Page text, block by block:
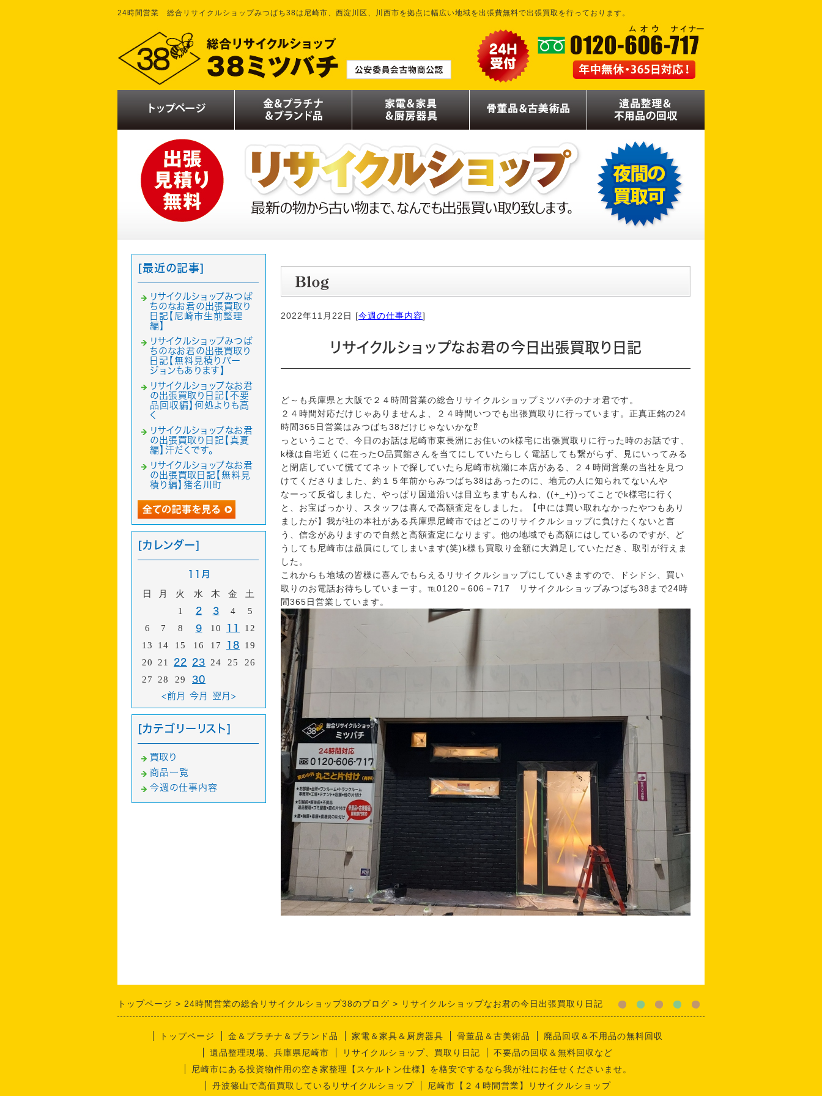
24時間営業 総合リサイクルショップみつばち38は尼崎市、西淀川区、川西市を拠点に幅広い地域を出張費無料で出張買取を行っております。
2022年11月22日 [今週の仕事内容]
リサイクルショップなお君の今日出張買取り日記
ど～も兵庫県と大阪で２４時間営業の総合リサイクルショップミツバチのナオ君です。
２４時間対応だけじゃありませんよ、２４時間いつでも出張買取りに行っています。正真正銘の24
時間365日営業はみつばち38だけじゃないかな⁉
っということで、今日のお話は尼崎市東長洲にお住いのk様宅に出張買取りに行った時のお話です、
k様は自宅近くに在ったO品買館さんを当てにしていたらしく電話しても繋がらず、見にいってみる
と閉店していて慌ててネットで探していたら尼崎市杭瀬に本店がある、２４時間営業の当社を見つ
けてくださりました、約１５年前からみつばち38はあったのに、地元の人に知られてないんや
なーって反省しました、やっぱり国道沿いは目立ちますもんね、((+_+))ってことでk様宅に行く
と、お宝ばっかり、スタッフは喜んで高額査定をしました。【中には買い取れなかったやつもあり
ましたが】我が社の本社がある兵庫県尼崎市ではどこのリサイクルショップに負けたくないと言
う、信念がありますので自然と高額査定になります。他の地域でも高額にはしているのですが、ど
うしても尼崎市は贔屓にしてしまいます(笑)k様も買取り金額に大満足していただき、取引が行えま
した。
これからも地域の皆様に喜んでもらえるリサイクルショップにしていきますので、ドシドシ、買い
取りのお電話お待ちしていまーす。℡0120－606－717 リサイクルショップみつばち38まで24時
間365日営業しています。
[最近の記事]
リサイクルショップみつば
ちのなお君の出張買取り
日記【尼崎市生前整理
編】
リサイクルショップみつば
ちのなお君の出張買取り
日記【無料見積りバー
ジョンもあります】
リサイクルショップなお君
の出張買取り日記【不要
品回収編】何処よりも高
く
リサイクルショップなお君
の出張買取り日記【真夏
編】汗だくです。
リサイクルショップなお君
の出張買取日記【無料見
積り編】猪名川町
[カレンダー]
11月
日 月 火 水 木 金
土
1
2 3 4
5
6
7 8 9 10 11
12
13
14 15 16 17 18
19
20
21 22 23 24 25
26
27
28 29
30
<前月
今月 翌月>
[カテゴリーリスト]
買取り
商品一覧
今週の仕事内容
トップページ 24時間営業の総合リサイクルショップ38のブログ リサイクルショップなお君の今日出張買取り日記
トップページ 金＆プラチナ＆ブランド品 家電＆家具＆厨房器具 骨董品＆古美術品
廃品回収＆不用品の無料回収
遺品整理現場、兵庫県尼崎市
リサイクルショップ、買取り日記
不要品の回収＆無料回収など
尼崎市にある投資物件用の空き家整理【スケルトン仕様】を格安でするなら我が社にお任せくださいませ。
丹波篠山で高価買取しているリサイクルショップ
尼崎市【２４時間営業】リサイクルショップ